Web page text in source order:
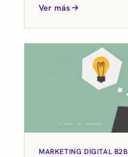
Ver más
MARKETING DIGITAL B2B